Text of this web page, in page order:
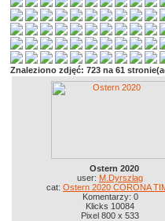
Znaleziono zdjęć: 723 na 61
Ostern 2020
user: M.Dyrszlag
cat: Ostern 2020 CORONA
Komentarzy: 0
Klicks 10084
Pixel 800 x 533